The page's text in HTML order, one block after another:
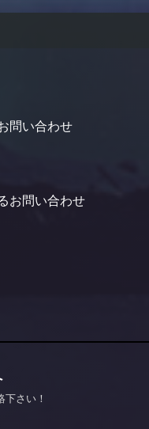
問い合わせ
お問い合わせ
さい！